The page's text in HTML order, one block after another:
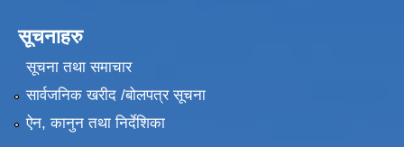
सूचनाहरु
सूचना तथा समाचार
सार्वजनिक खरीद /बोलपत्र सूचना
ऐन, कानुन तथा निर्देशिका